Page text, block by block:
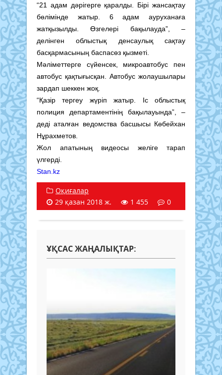
“21 адам дәрігерге қаралды. Бірі жансақтау
бөлімінде жатыр. 6 адам ауруханаға
жатқызылды. Өзгелері бақылауда”, –
делінген облыстық денсаулық сақтау
басқармасының баспасөз қызметі.
Мәліметтерге сүйенсек, микроавтобус пен
автобус қақтығысқан. Автобус жолаушылары
зардап шеккен жоқ.
“Қазір тергеу жүріп жатыр. Іс облыстық
полиция департаментінің бақылауында”, –
деді аталған ведомства басшысы Көбейхан
Нұрахметов.
Жол апатының видеосы желіге тарап
үлгерді.
Stan.kz
Оқиғалар
29 қазан 2018 ж.
1 455 0
ҰҚСАС ЖАҢАЛЫҚТАР: